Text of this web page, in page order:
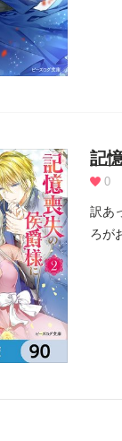
記
0
訳あ
ろが